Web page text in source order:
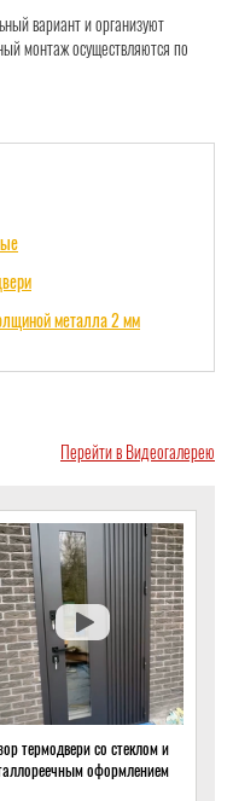
вариант и организуют
монтаж осуществляются по
металла 2 мм
Перейти в Видеогалерею
термодвери с ковкой и
для подвала частного